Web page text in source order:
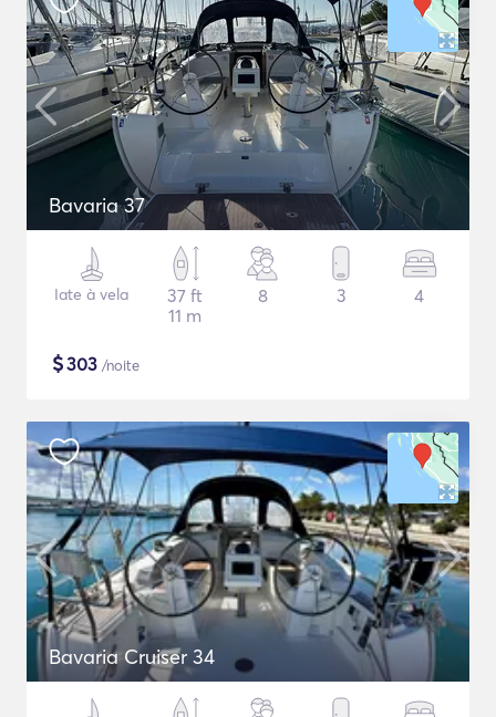
Bavaria 37
Iate à vela
37 ft
11 m
8 3 4
$303 /noite
Bavaria Cruiser 34